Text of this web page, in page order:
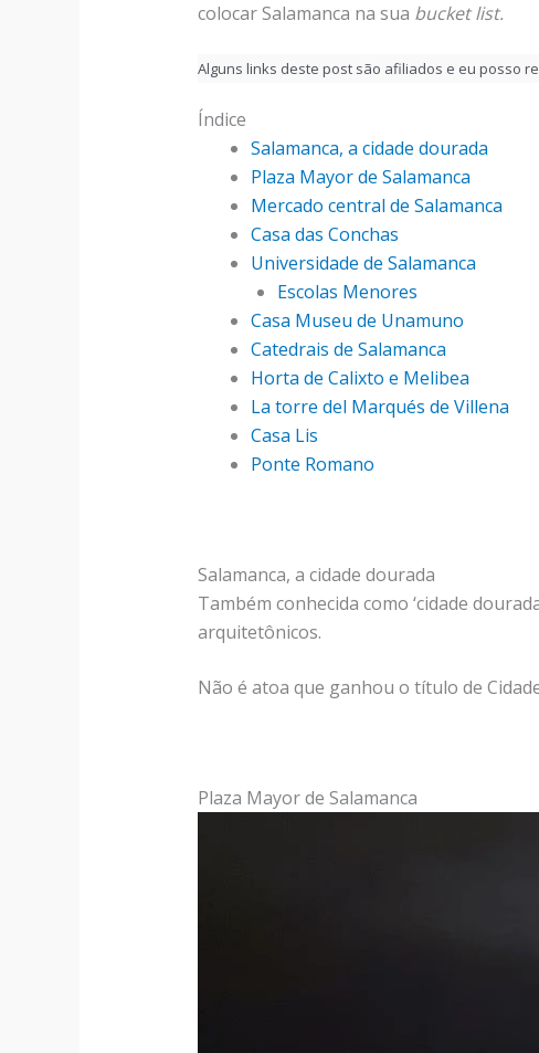
colocar Salamanca na sua bucket list.
Alguns links deste post são afiliados e eu posso
Índice
Salamanca, a cidade dourada
Plaza Mayor de Salamanca
Mercado central de Salamanca
Casa das Conchas
Universidade de Salamanca
Escolas Menores
Casa Museu de Unamuno
Catedrais de Salamanca
Horta de Calixto e Melibea
La torre del Marqués de Villena
Casa Lis
Ponte Romano
Salamanca, a cidade dourada
Também conhecida como ‘cidade
arquitetônicos.
Não é atoa que ganhou o título de
Plaza Mayor de Salamanca